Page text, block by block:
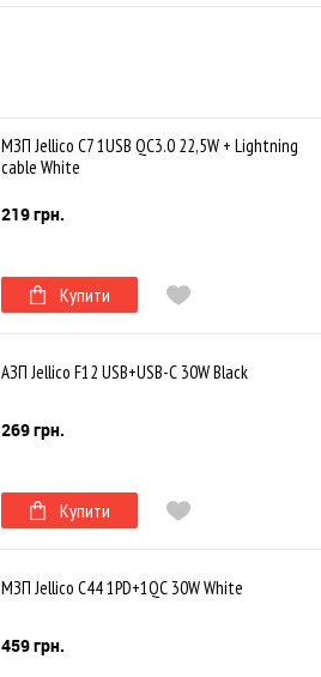
МЗП Jellico C7 1USB QC3.0 22,5W + Lightning
cable White
219 грн.
Купити
АЗП Jellico F12 USB+USB-C 30W Black
269 грн.
Купити
МЗП Jellico C44 1PD+1QC 30W White
459 грн.